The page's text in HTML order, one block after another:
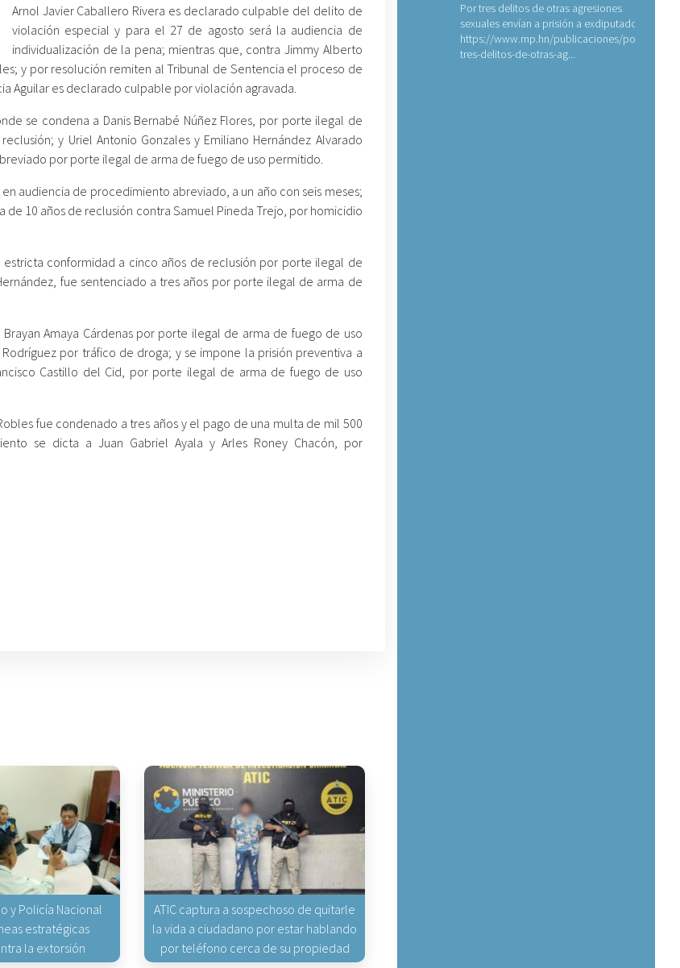
Arnol Javier Caballero Rivera es declarado culpable del delito de
violación especial y para el 27 de agosto será la audiencia de
individualización de la pena; mientras que, contra Jimmy Alberto
y por resolución remiten al Tribunal de Sentencia el proceso de
Aguilar es declarado culpable por violación agravada.
se condena a Danis Bernabé Núñez Flores, por porte ilegal de
y Uriel Antonio Gonzales y Emiliano Hernández Alvarado
por porte ilegal de arma de fuego de uso permitido.
audiencia de procedimiento abreviado, a un año con seis meses;
10 años de reclusión contra Samuel Pineda Trejo, por homicidio
conformidad a cinco años de reclusión por porte ilegal de
fue sentenciado a tres años por porte ilegal de arma de
Amaya Cárdenas por porte ilegal de arma de fuego de uso
por tráfico de droga; y se impone la prisión preventiva a
Castillo del Cid, por porte ilegal de arma de fuego de uso
fue condenado a tres años y el pago de una multa de mil 500
se dicta a Juan Gabriel Ayala y Arles Roney Chacón, por
y Policía Nacional
estratégicas
la extorsión
ATIC captura a sospechoso de quitarle
la vida a ciudadano por estar hablando
por teléfono cerca de su propiedad
Por tres delitos de otras agresiones
sexuales envían a prisión a exdiputado
https://www.mp.hn/publicaciones/por-
tres-delitos-de-otras-ag...